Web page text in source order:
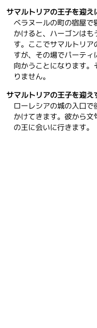
サマルトリアの王子を迎え
ベラヌールの町の宿屋で
かけると、ハーゴンは
す。ここでサマルトリ
すが、その場でパーテ
向かうことになります
りません。
サマルトリアの王子を迎
ローレシアの城の入口
かけてきます。彼から
の王に会いに行きます。